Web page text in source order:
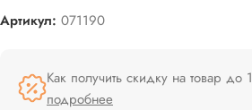
Артикул: 071190
Как получить скидку на товар до
подробнее